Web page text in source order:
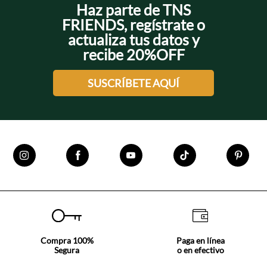
+
+
Haz parte de TNS
FRIENDS, regístrate o
actualiza tus datos y
recibe 20%OFF
SUSCRÍBETE AQUÍ
Compra 100%
Segura
Paga en línea
o en efectivo